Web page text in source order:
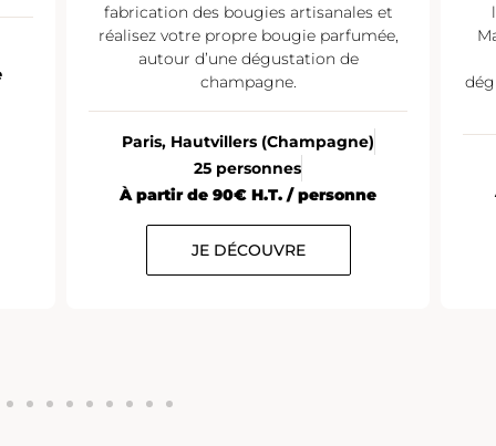
fabrication des bougies artisanales et
réalisez votre propre bougie parfumée,
autour d’une dégustation de
champagne.
Paris, Hautvillers (Champagne)
25 personnes
À partir de 90€ H.T. / personne
JE DÉCOUVRE